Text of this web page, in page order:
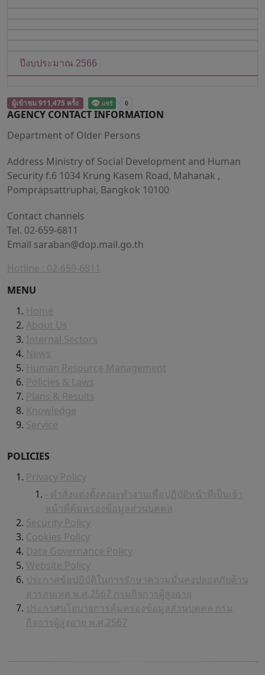
ปีงบประมาณ 2566
ผู้เข้าชม 911,475 ครั้ง
AGENCY CONTACT INFORMATION
Department of Older Persons
Address Ministry of Social Development and Human
Security f.6 1034 Krung Kasem Road, Mahanak ,
Pomprapsattruphai, Bangkok 10100
Contact channels
Tel. 02-659-6811
Email saraban@dop.mail.go.th
Hotline : 02-659-6811
MENU
Home
About Us
Internal Sectors
News
Human Resource Management
Policies & Laws
Plans & Results
Knowledge
Service
POLICIES
Privacy Policy
- คำสั่งแต่งตั้งคณะทำงานเพื่อปฏิบัติหน้าที่เป็นเจ้า
หน้าที่คุ้มครองข้อมูลส่วนบุคคล
Security Policy
Cookies Policy
Data Governance Policy
Website Policy
ประกาศข้อปฏิบัติในการรักษาความมั่นคงปลอดภัยด้าน
สารสนเทศ พ.ศ.2567 กรมกิจการผู้สูงอายุ
ประกาศนโยบายการคุ้มครองข้อมูลส่วนบุคคล กรม
กิจการผู้สูงอายุ พ.ศ.2567